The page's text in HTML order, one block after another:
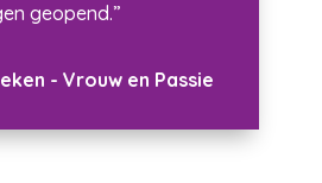
geopend.”
- Vrouw en Passie